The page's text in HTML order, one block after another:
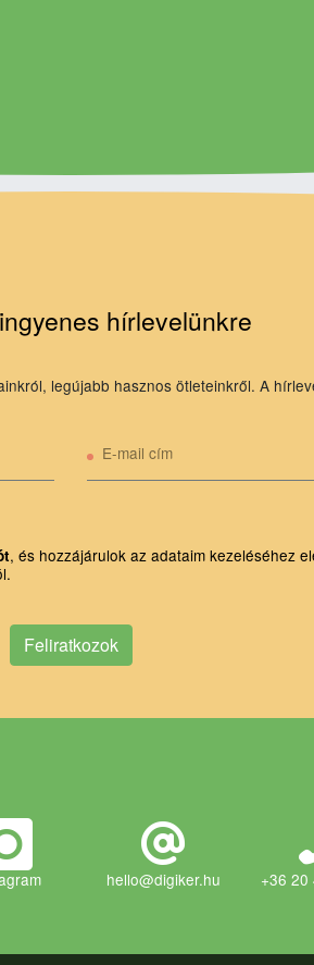
hírlevelünkre
legújabb hasznos ötleteinkről. A
E-mail cím
, és hozzájárulok az adataim kezeléséhez
Feliratkozok
hello@digiker.hu +36 20